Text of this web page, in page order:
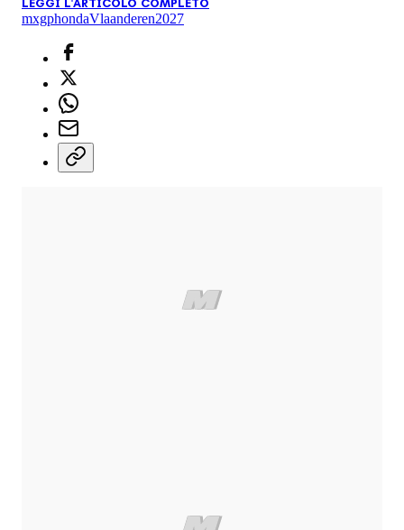
LEGGI L'ARTICOLO COMPLETO
mxgphondaVlaanderen2027